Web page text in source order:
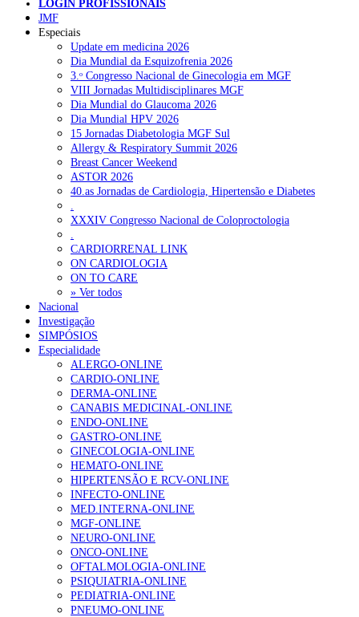
apoio robótico em Portugal
Enfermeiros exigem esclarecimentos sobre eventual gestão
privada da ULS do Algarve 7 de Agosto, 2026
Ordem dos Médicos alerta para riscos no novo sistema de acesso
a consultas e cirurgias 7 de Agosto, 2026
Portugal está a formar os médicos de que precisa?
NOTÍCIAS MAIS LIDAS
Enfermagem Forense. “Da urgência ao tribunal, cada
gesto conta e cada profissional faz a diferença”
203 visualizações
1.º Episódio do Podcast “Frequência Cardio – Sintoniza-
te na Insuficiência Cardíaca” da Bayer
169 visualizações
Alguns milhares de utentes podem ficar sem médico de
família com nova regras do registo, alerta associação
132 visualizações
“Os programas de rastreio do cancro do pulmão são
custo-efetivos e representam um investimento
sustentável para os sistemas de saúde”
93 visualizações
Quase quatro em cada dez doentes com enfarte
apresentavam níveis elevados de Lp(a), revela estudo
87 visualizações
LOGIN PROFISSIONAIS
JMF
Especiais
Update em medicina 2026
Dia Mundial da Esquizofrenia 2026
3.ᵒ Congresso Nacional de Ginecologia em MGF
VIII Jornadas Multidisciplinares MGF
Dia Mundial do Glaucoma 2026
Dia Mundial HPV 2026
15 Jornadas Diabetologia MGF Sul
Allergy & Respiratory Summit 2026
Breast Cancer Weekend
ASTOR 2026
40.as Jornadas de Cardiologia, Hipertensão e Diabetes
.
XXXIV Congresso Nacional de Coloproctologia
.
CARDIORRENAL LINK
ON CARDIOLOGIA
ON TO CARE
» Ver todos
Nacional
Investigação
SIMPÓSIOS
Especialidade
ALERGO-ONLINE
CARDIO-ONLINE
DERMA-ONLINE
CANABIS MEDICINAL-ONLINE
ENDO-ONLINE
GASTRO-ONLINE
GINECOLOGIA-ONLINE
HEMATO-ONLINE
HIPERTENSÃO E RCV-ONLINE
INFECTO-ONLINE
MED.INTERNA-ONLINE
MGF-ONLINE
NEURO-ONLINE
ONCO-ONLINE
OFTALMOLOGIA-ONLINE
PSIQUIATRIA-ONLINE
PEDIATRIA-ONLINE
PNEUMO-ONLINE